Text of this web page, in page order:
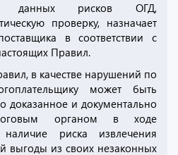
данных рисков ОГД,
проверку, назначает
в соответствии с
Правил.
в качестве нарушений по
может быть
доказанное и документально
органом в ходе
риска извлечения
выгоды из своих незаконных